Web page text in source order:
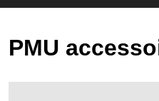
PMU